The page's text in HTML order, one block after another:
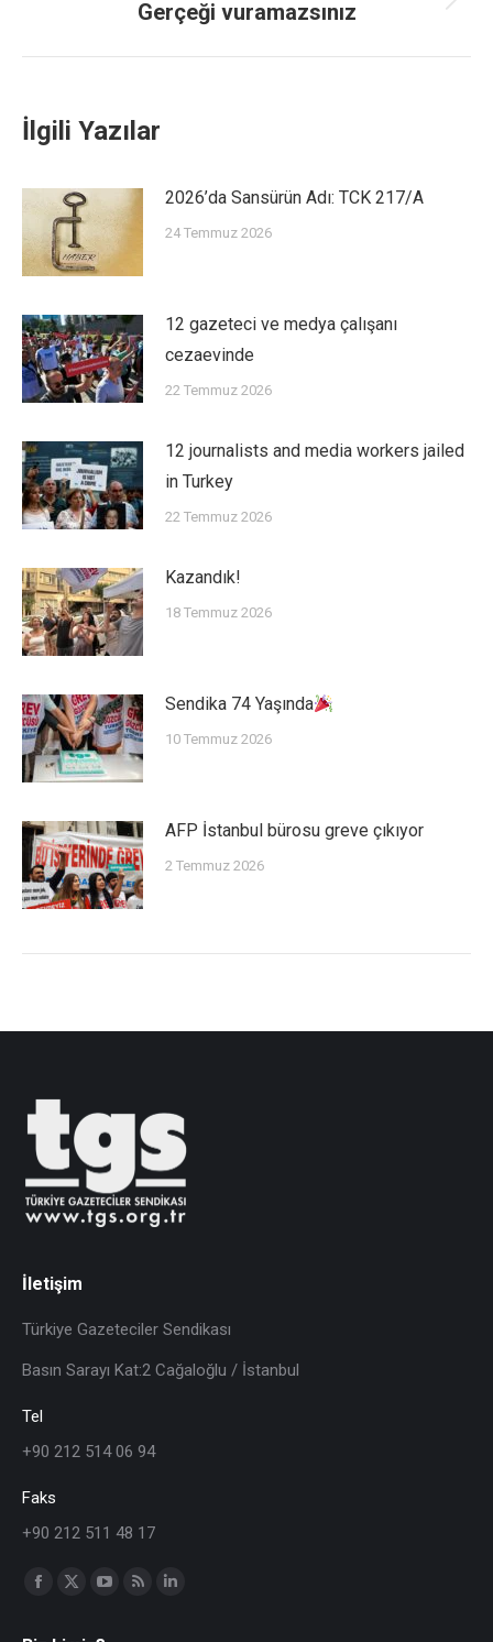
Gerçeği vuramazsınız
İlgili Yazılar
2026’da Sansürün Adı: TCK 217/A
24 Temmuz 2026
12 gazeteci ve medya çalışanı
cezaevinde
22 Temmuz 2026
12 journalists and media workers jailed
in Turkey
22 Temmuz 2026
Kazandık!
18 Temmuz 2026
Sendika 74 Yaşında
10 Temmuz 2026
AFP İstanbul bürosu greve çıkıyor
2 Temmuz 2026
İletişim
Türkiye Gazeteciler Sendikası
Basın Sarayı Kat:2 Cağaloğlu / İstanbul
Tel
+90 212 514 06 94
Faks
+90 212 511 48 17
Find us on: